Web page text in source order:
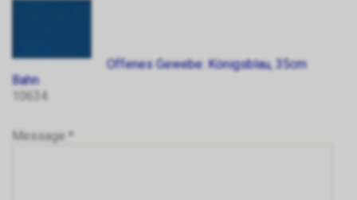
Offenes Gewebe: Königsblau, 35cm
Bahn
10634
Message *